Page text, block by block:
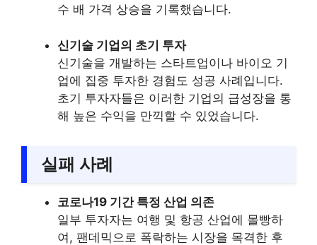
수 배 가격 상승을 기록했습니다.
신기술 기업의 초기 투자
신기술을 개발하는 스타트업이나 바이오 기
업에 집중 투자한 경험도 성공 사례입니다.
초기 투자자들은 이러한 기업의 급성장을 통
해 높은 수익을 만끽할 수 있었습니다.
실패 사례
코로나19 기간 특정 산업 의존
일부 투자자는 여행 및 항공 산업에 몰빵하
여, 팬데믹으로 폭락하는 시장을 목격한 후